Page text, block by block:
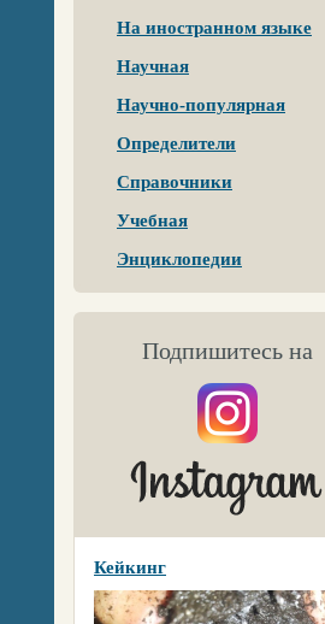
На иностранном языке
Научная
Научно-популярная
Определители
Справочники
Учебная
Энциклопедии
Подпишитесь на
Кейкинг